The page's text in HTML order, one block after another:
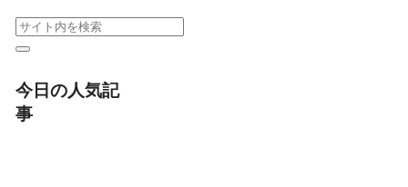
今日の人気記
事